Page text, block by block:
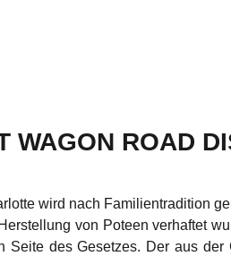
WAGON ROAD
wird nach Familientradition
von Poteen verhaftet
Seite des Gesetzes. Der aus der